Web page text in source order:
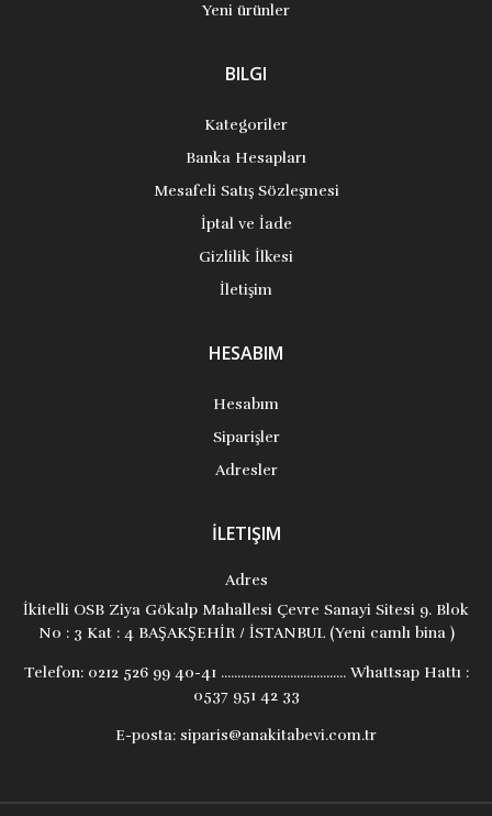
Yeni ürünler
BILGI
Kategoriler
Banka Hesapları
Mesafeli Satış Sözleşmesi
İptal ve İade
Gizlilik İlkesi
İletişim
HESABIM
Hesabım
Siparişler
Adresler
İLETIŞIM
Adres
İkitelli OSB Ziya Gökalp Mahallesi Çevre Sanayi Sitesi 9. Blok
No : 3 Kat : 4 BAŞAKŞEHİR / İSTANBUL (Yeni camlı bina )
Telefon:0212 526 99 40-41 ...................................... Whattsap Hattı :
0537 951 42 33
E-posta: siparis@anakitabevi.com.tr